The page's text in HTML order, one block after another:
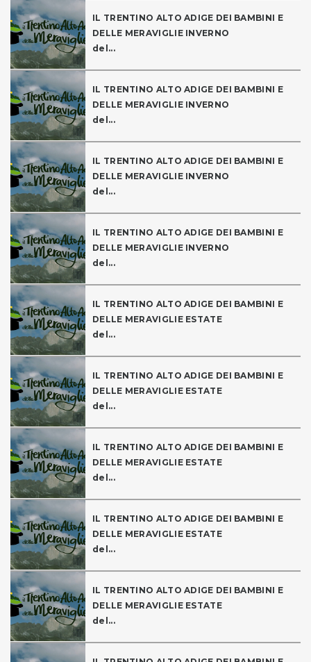
IL TRENTINO ALTO ADIGE DEI BAMBINI E
DELLE MERAVIGLIE INVERNO
del...
IL TRENTINO ALTO ADIGE DEI BAMBINI E
DELLE MERAVIGLIE INVERNO
del...
IL TRENTINO ALTO ADIGE DEI BAMBINI E
DELLE MERAVIGLIE INVERNO
del...
IL TRENTINO ALTO ADIGE DEI BAMBINI E
DELLE MERAVIGLIE INVERNO
del...
IL TRENTINO ALTO ADIGE DEI BAMBINI E
DELLE MERAVIGLIE ESTATE
del...
IL TRENTINO ALTO ADIGE DEI BAMBINI E
DELLE MERAVIGLIE ESTATE
del...
IL TRENTINO ALTO ADIGE DEI BAMBINI E
DELLE MERAVIGLIE ESTATE
del...
IL TRENTINO ALTO ADIGE DEI BAMBINI E
DELLE MERAVIGLIE ESTATE
del...
IL TRENTINO ALTO ADIGE DEI BAMBINI E
DELLE MERAVIGLIE ESTATE
del...